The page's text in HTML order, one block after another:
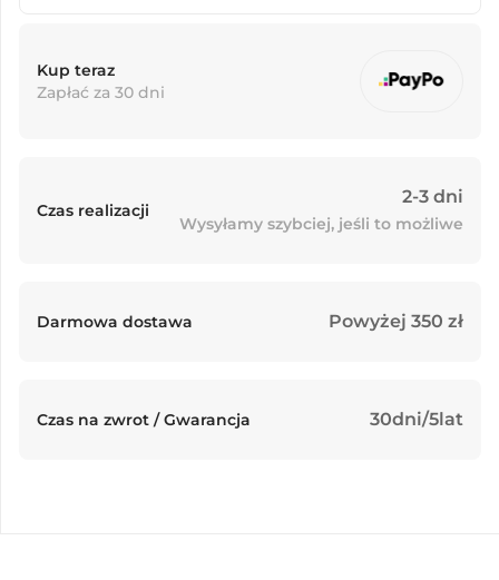
Kup teraz
Zapłać za 30 dni
Czas realizacji
2-3 dni
Wysyłamy szybciej, jeśli to możliwe
Darmowa dostawa Powyżej 350 zł
Czas na zwrot / Gwarancja 30dni/5lat